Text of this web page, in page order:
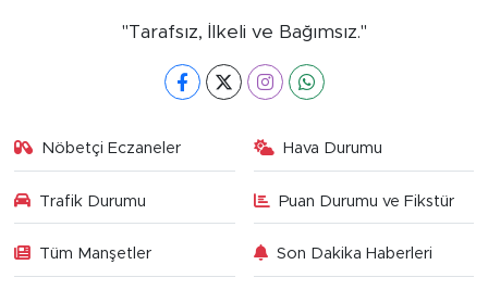
"Tarafsız, İlkeli ve Bağımsız."
Nöbetçi Eczaneler Hava Durumu
Trafik Durumu Puan Durumu ve Fikstür
Tüm Manşetler Son Dakika Haberleri